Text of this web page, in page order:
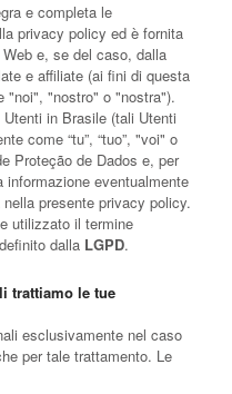
e completa le
privacy policy ed è fornita
e, se del caso, dalla
e affiliate (ai fini di questa
"noi", "nostro" o "nostra").
in Brasile (tali Utenti
come “tu”, “tuo”, "voi" o
Proteção de Dados e, per
eventualmente
presente privacy policy.
utilizzato il termine
dalla LGPD.
trattiamo le tue
esclusivamente nel caso
per tale trattamento. Le